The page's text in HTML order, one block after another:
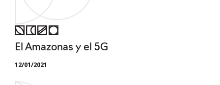
El Amazonas y el 5G
12/01/2021